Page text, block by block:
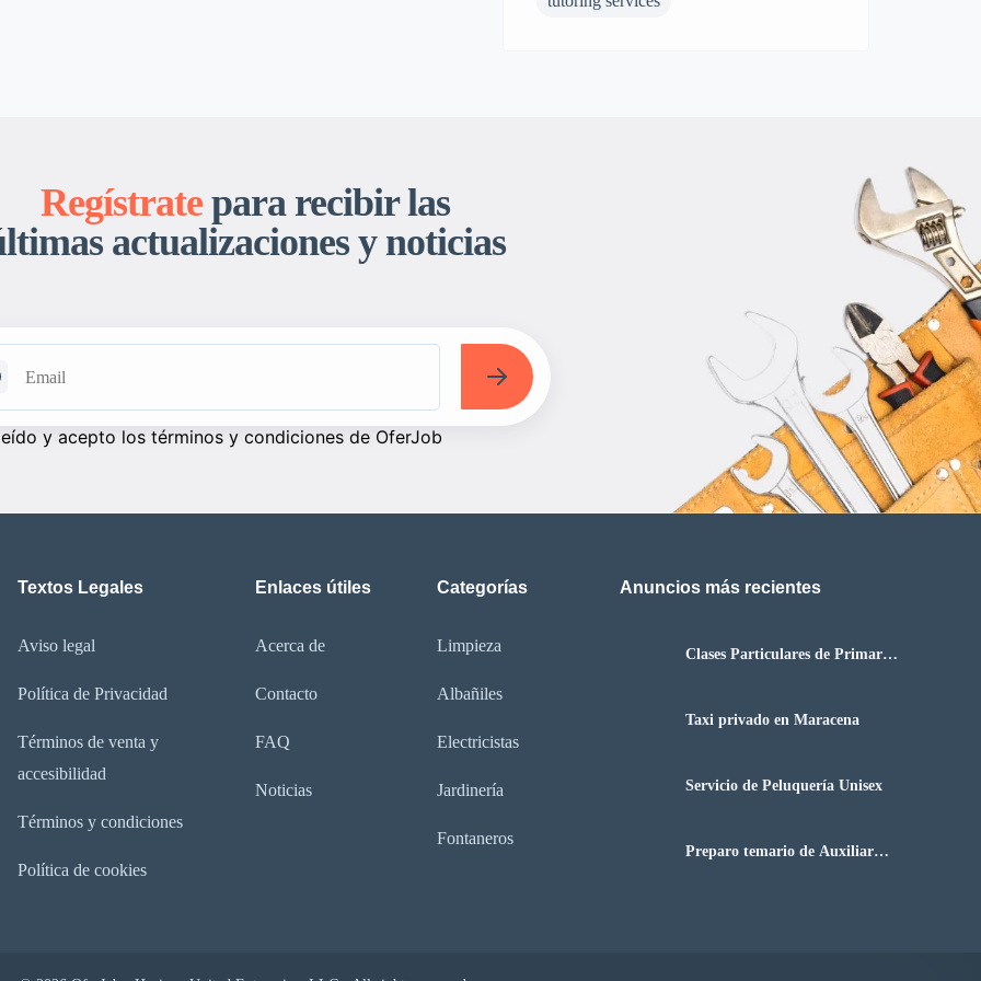
Regístrate para recibir las
actualizaciones y noticias
y acepto los términos y condiciones de OferJob
Textos Legales
Aviso legal
Política de Privacidad
Términos de venta y
accesibilidad
Términos y condiciones
Política de cookies
Enlaces útiles
Acerca de
Contacto
FAQ
Noticias
Categorías
Limpieza
Albañiles
Electricistas
Jardinería
Fontaneros
Anuncios más recientes
Clases Particulares de Primaria
Taxi privado en Maracena
Servicio de Peluquería Unisex
Preparo temario de Auxiliar